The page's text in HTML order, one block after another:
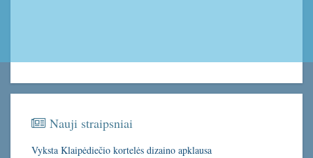
Nauji straipsniai
Vyksta Klaipėdiečio kortelės dizaino apklausa